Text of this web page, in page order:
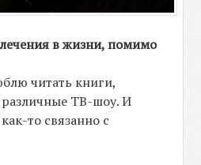
в жизни, помимо
читать книги,
ТВ-шоу. И
то связанно с